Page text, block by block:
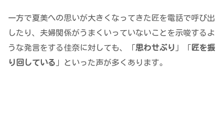
一方で夏美への思いが大きくなってきた匠を電話で呼び出
したり、夫婦関係がうまくいっていないことを示唆するよ
うな発言をする佳奈に対しても、「 思わせぶり 」「 匠を振
り回している 」といった声が多くあります。